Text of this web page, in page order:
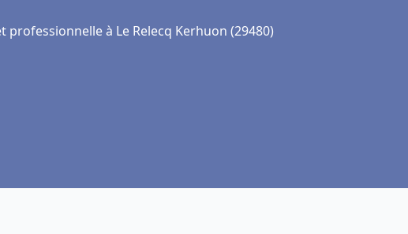
à Le Relecq Kerhuon (29480)